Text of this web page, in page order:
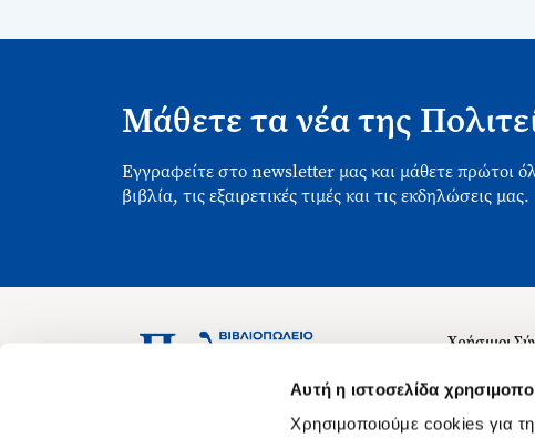
Αυτή η ιστοσελίδα
Χρησιμοποιούμε cookies για
Μάθετε τα νέα της
Εγγραφείτε στο newsletter μας και μάθετε πρώτοι
βιβλία, τις εξαιρετικές τιμές και τις εκδηλώσεις μας.
Ασκληπιού 1-3, Αθήνα 106 79
Χρήσιμοι
Σχετικά με
Θέσεις